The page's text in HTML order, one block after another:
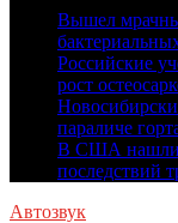
Вышел
Российские
рост
параличе
В США нашли
последствий
Автозвук